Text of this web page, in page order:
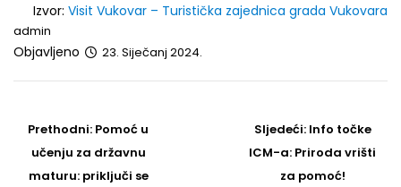
Izvor: Visit Vukovar – Turistička zajednica grada Vukovara
admin
Objavljeno 23. Siječanj 2024.
navigation
Prethodni: Prethodni
post
Pomoć u
učenju za državnu
maturu: priključi se
Sljedeći: Sljedeći
Post
Info točke
ICM-a: Priroda vrišti
za pomoć!